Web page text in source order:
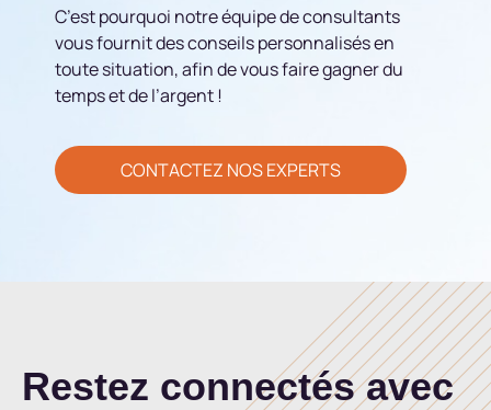
C’est pourquoi notre équipe de consultants
vous fournit des conseils personnalisés en
toute situation, afin de vous faire gagner du
temps et de l’argent !
CONTACTEZ NOS EXPERTS
Restez connectés avec